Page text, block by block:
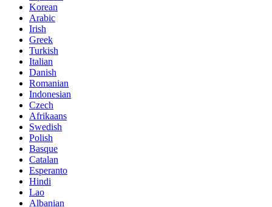
Korean
Arabic
Irish
Greek
Turkish
Italian
Danish
Romanian
Indonesian
Czech
Afrikaans
Swedish
Polish
Basque
Catalan
Esperanto
Hindi
Lao
Albanian